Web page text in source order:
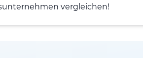
vergleichen!